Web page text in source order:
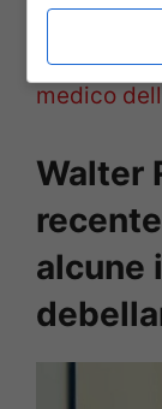
PER
Covid,
medico
Walter
alcune